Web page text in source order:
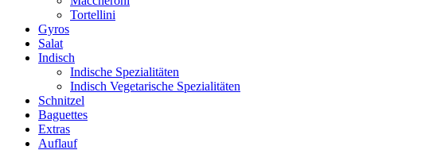
Tortellini
Gyros
Salat
Indisch
Indische Spezialitäten
Indisch Vegetarische Spezialitäten
Schnitzel
Baguettes
Extras
Auflauf